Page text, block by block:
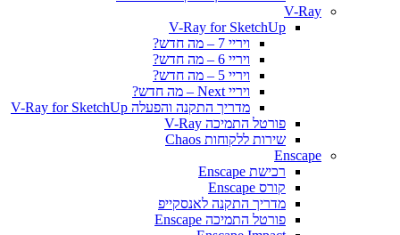
V-Ray
V-Ray for SketchUp
ויריי 7 – מה חדש?
ויריי 6 – מה חדש?
ויריי 5 – מה חדש?
ויריי Next – מה חדש?
מדריך התקנה והפעלה V-Ray for SketchUp
פורטל התמיכה V-Ray
שירות ללקוחות Chaos
Enscape
רכישת Enscape
קורס Enscape
מדריך התקנה לאנסקייפ
פורטל התמיכה Enscape